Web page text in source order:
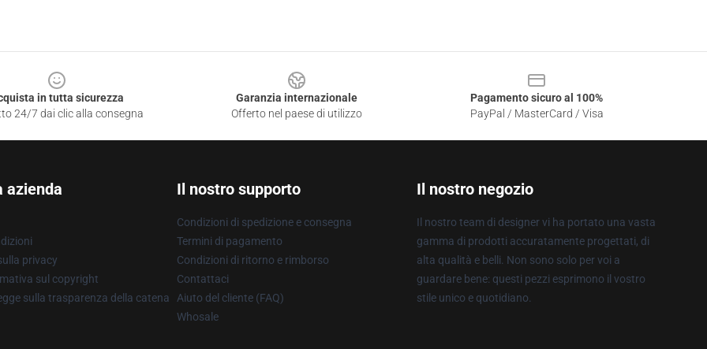
in tutta sicurezza
24/7 dai clic alla consegna
Garanzia internazionale
Offerto nel paese di utilizzo
Pagamento sicuro al 100%
PayPal / MasterCard / Visa
azienda
privacy
sul copyright
sulla trasparenza della catena
Il nostro supporto
Condizioni di spedizione e consegna
Termini di pagamento
Condizioni di ritorno e rimborso
Contattaci
Aiuto del cliente (FAQ)
Whosale
Il nostro negozio
Il nostro team di designer vi ha portato una vasta
gamma di prodotti accuratamente progettati, di
alta qualità e belli. Non sono solo per voi a
guardare bene: questi pezzi esprimono il vostro
stile unico e quotidiano.